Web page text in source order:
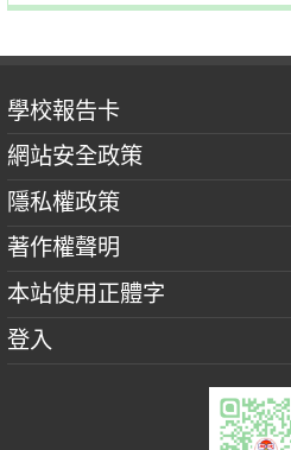
學校報告卡
網站安全政策
隱私權政策
著作權聲明
本站使用正體字
登入